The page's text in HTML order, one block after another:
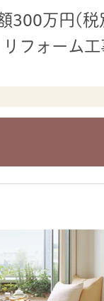
300万円（税
リフォーム